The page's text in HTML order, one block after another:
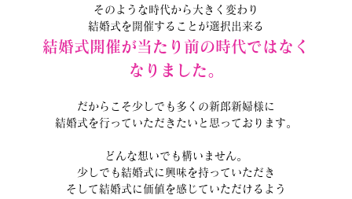
そのような時代から大きく変わり
結婚式を開催することが選択出来る
結婚式開催が当たり前の時代ではなく
なりました。
だからこそ少しでも多くの新郎新婦様に
結婚式を行っていただきたいと思っております。
どんな想いでも構いません。
少しでも結婚式に興味を持っていただき
そして結婚式に価値を感じていただけるよう